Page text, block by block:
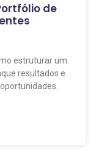
de
estruturar um
resultados e